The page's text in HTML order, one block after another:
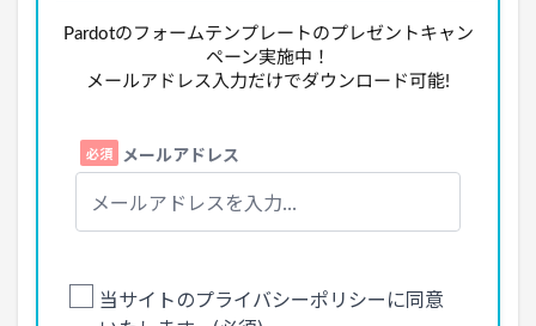
Pardotのフォームテンプレートのプレゼントキャン
ペーン実施中！
メールアドレス入力だけでダウンロード可能!